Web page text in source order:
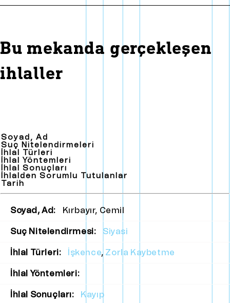
Bu mekanda gerçekleşen
ihlaller
Soyad, Ad
Suç Nitelendirmeleri
İhlal Türleri
İhlal Yöntemleri
İhlal Sonuçları
İhlalden Sorumlu Tutulanlar
Tarih
Soyad, Ad: Kırbayır, Cemil
Suç Nitelendirmesi: Siyasi
İhlal Türleri: İşkence, Zorla Kaybetme
İhlal Yöntemleri:
İhlal Sonuçları: Kayıp